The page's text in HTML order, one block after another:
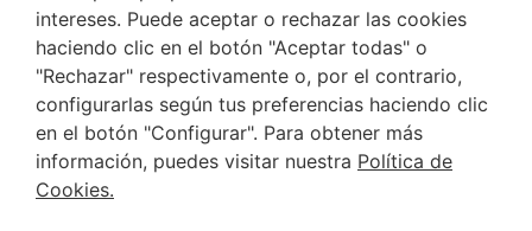
Moraira: un pedazo de historia
junto al mar
intereses. Puede aceptar o rechazar las cookies
haciendo clic en el botón "Aceptar todas" o
"Rechazar" respectivamente o, por el contrario,
configurarlas según tus preferencias haciendo clic
en el botón "Configurar". Para obtener más
información, puedes visitar nuestra Política de
Cookies.